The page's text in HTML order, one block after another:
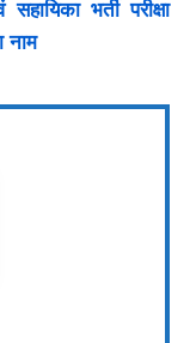
भर्ती परीक्षा
नाम